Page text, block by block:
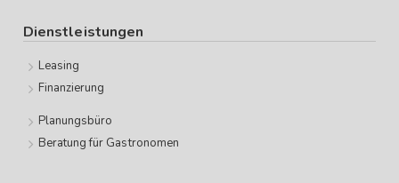
Dienstleistungen
Leasing
Finanzierung
Planungsbüro
Beratung für Gastronomen